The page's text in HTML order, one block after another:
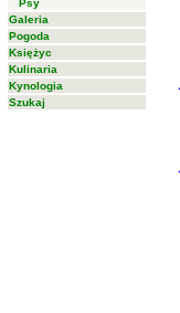
Psy
Galeria
Pogoda
Księżyc
Kulinaria
Kynologia
Szukaj